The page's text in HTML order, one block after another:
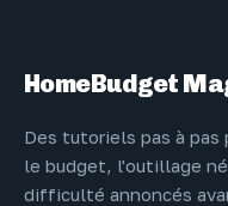
HomeBudget
Des tutoriels pas à pas
le budget, l'outillage
difficulté annoncés